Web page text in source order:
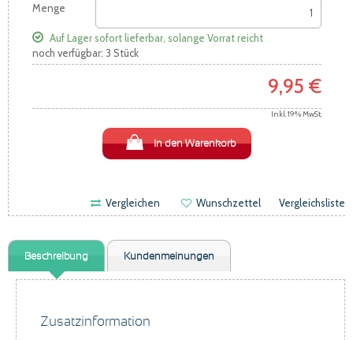
Menge
Auf Lagersofort lieferbar, solange Vorrat reicht
noch verfügbar: 3 Stück
9,95 €
Inkl. 19% MwSt.
In den Warenkorb
Vergleichen Wunschzettel Vergleichsliste
Beschreibung Kundenmeinungen
Zusatzinformation